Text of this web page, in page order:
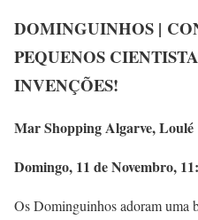
DOMINGUINHOS |
PEQUENOS
INVENÇÕES!
Mar Shopping Algarve, Loulé
Domingo, 11 de Novembro,
Os Dominguinhos adoram uma